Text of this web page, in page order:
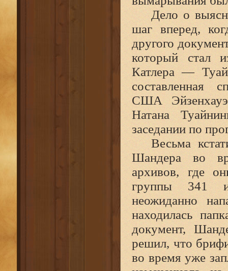
Дело о
шаг вперед,
другого
который стал
Катлера —
составленная
США
Натана
заседании по
Весьма
Шандера во
архивов, где
группы 341 и
неожиданно
находилась
документ,
решил, что
во время уже